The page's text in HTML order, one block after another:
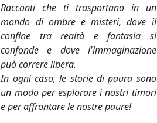
Racconti che ti trasportano in un
mondo di ombre e misteri, dove il
confine tra realtà e fantasia si
confonde e dove l'immaginazione
può correre libera.
In ogni caso, le storie di paura sono
un modo per esplorare i nostri timori
e per affrontare le nostre paure!